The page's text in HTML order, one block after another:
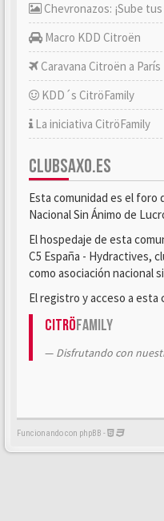
Chevronazos: ¡Sube
Macro KDD Citroën
Caravana Citroën a París
KDD´s CitröFamily
La iniciativa CitröFamily
CLUBSAXO.ES
Esta comunidad es el foro
Nacional Sin Ánimo de
El hospedaje de esta
C5 España - Hydractives,
como asociación nacional
El registro y acceso a
CitröFamily
Disfrutando con
Funcionando con phpBB -